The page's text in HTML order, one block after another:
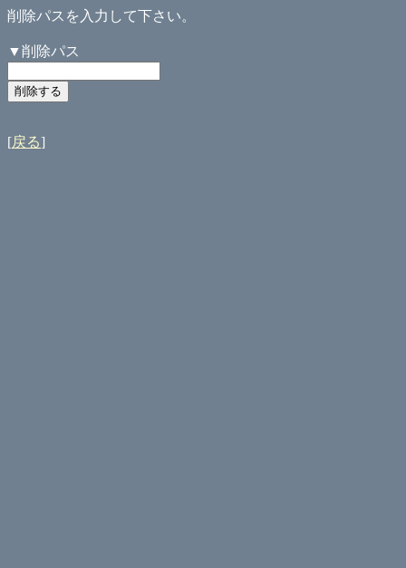
削除パスを入力して下さい。
▼削除パス
[戻る]